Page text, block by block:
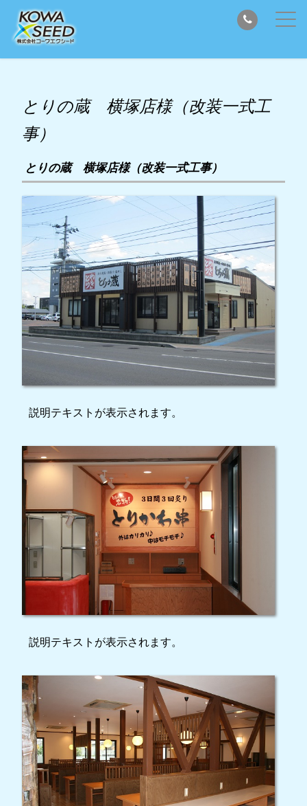
とりの蔵 横塚店様（改装一式工
事）
とりの蔵 横塚店様（改装一式工事）
説明テキストが表示されます。
説明テキストが表示されます。